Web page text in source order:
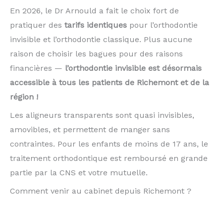
En 2026, le Dr Arnould a fait le choix fort de
pratiquer des tarifs identiques pour l’orthodontie
invisible et l’orthodontie classique. Plus aucune
raison de choisir les bagues pour des raisons
financières — l’orthodontie invisible est désormais
accessible à tous les patients de Richemont et de la
région !
Les aligneurs transparents sont quasi invisibles,
amovibles, et permettent de manger sans
contraintes. Pour les enfants de moins de 17 ans, le
traitement orthodontique est remboursé en grande
partie par la CNS et votre mutuelle.
Comment venir au cabinet depuis Richemont ?